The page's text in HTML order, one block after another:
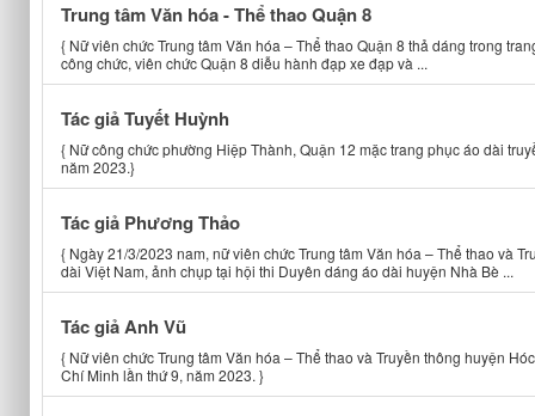
Trung tâm Văn hóa - Thể thao Quận 8
{ Nữ viên chức Trung tâm Văn hóa – Thể thao Quận 8 thả dáng trong
công chức, viên chức Quận 8 diễu hành đạp xe đạp và ...
Tác giả Tuyết Huỳnh
{ Nữ công chức phường Hiệp Thành, Quận 12 mặc trang phục áo dài
năm 2023.}
Tác giả Phương Thảo
{ Ngày 21/3/2023 nam, nữ viên chức Trung tâm Văn hóa – Thể thao và
dài Việt Nam, ảnh chụp tại hội thi Duyên dáng áo dài huyện Nhà Bè ...
Tác giả Anh Vũ
{ Nữ viên chức Trung tâm Văn hóa – Thể thao và Truyền thông huyện
Chí Minh lần thứ 9, năm 2023. }